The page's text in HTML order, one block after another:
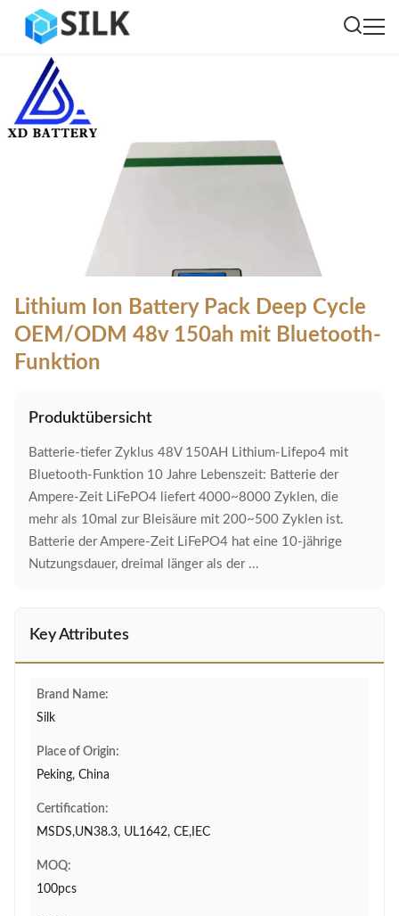
Lithium Ion Battery Pack Deep Cycle
OEM/ODM 48v 150ah mit Bluetooth-
Funktion
Produktübersicht
Batterie-tiefer Zyklus 48V 150AH Lithium-Lifepo4 mit
Bluetooth-Funktion 10 Jahre Lebenszeit: Batterie der
Ampere-Zeit LiFePO4 liefert 4000~8000 Zyklen, die
mehr als 10mal zur Bleisäure mit 200~500 Zyklen ist.
Batterie der Ampere-Zeit LiFePO4 hat eine 10-jährige
Nutzungsdauer, dreimal länger als der ...
Key Attributes
Brand Name:
Silk
Place of Origin:
Peking, China
Certification:
MSDS,UN38.3, UL1642, CE,IEC
MOQ:
100pcs